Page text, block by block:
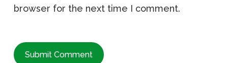
browser for the next time I comment.